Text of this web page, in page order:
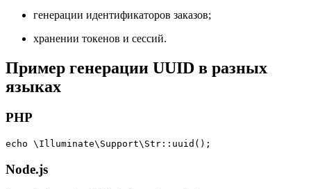
генерации идентификаторов заказов;
хранении токенов и сессий.
Пример генерации UUID в разных
языках
PHP
echo \Illuminate\Support\Str::uuid();
Node.js